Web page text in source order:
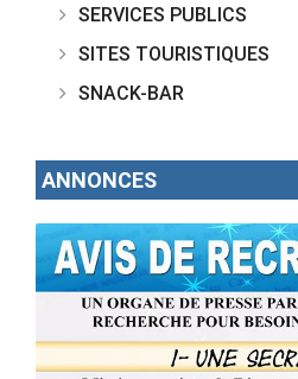
SERVICES PUBLICS
SITES TOURISTIQUES
SNACK-BAR
ANNONCES